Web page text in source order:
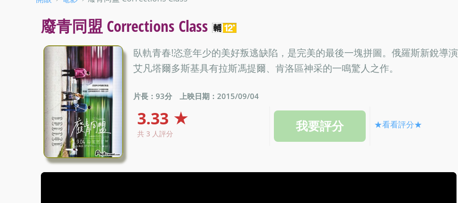
廢青同盟 Corrections Class
臥軌青春!恣意年少的美好叛逃缺陷，是完美的最後一塊拼圖。俄羅斯新銳導演
艾凡塔爾多斯基具有拉斯馮提爾、肯洛區神采的一鳴驚人之作。
片長：93分 上映日期：2015/09/04
3.33 ★
共 3 人評分
★看看評分★